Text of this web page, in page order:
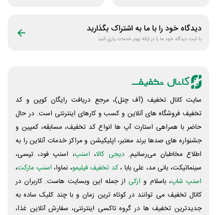
دیدگاه خود را با ما به اشتراک بگذارید
با ثبت دیدگاه خود ما را در ارائه بهتر خدمات یاری کنید
سایت کانال تخفیف (آف چنل)، مرجع دریافت رایگان کوپن و کد
تخفیف فروشگاه های آنلاین و کسب و‌ کارهای اینترنتی است. در حال
حاضر با همراهی استارت آپ ها انواع کد تخفیف، مسابقه، کمپین و
جشنواره های صدها برند معتبر، اپلیکیشن و مراکز خدمات آنلاین را به
اطلاع مخاطبان می‌رسانیم. دیجی کالا، اسنپ، اسنپ فود، تپسی،
سینماتیکت، بانی مد، علی‌ بابا ،کد تخفیف فیلیمو، نماوا، اسنپ مارکت،
اسنپ شاپ، باسلام و ازکی از جمله این وبسایت ‌هاست. کاربران در
کانال تخفیف می توانند در کوتاه ترین زمان و با چند کلیک ساده به
جدیدترین تخفیف ها در گروه تاکسی اینترنتی، سفارش آنلاین غذا،